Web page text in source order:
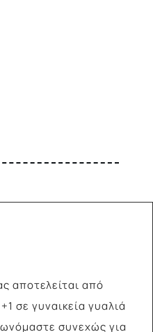
αποτελείται από
σε γυναικεία γυαλιά
συνεχώς για